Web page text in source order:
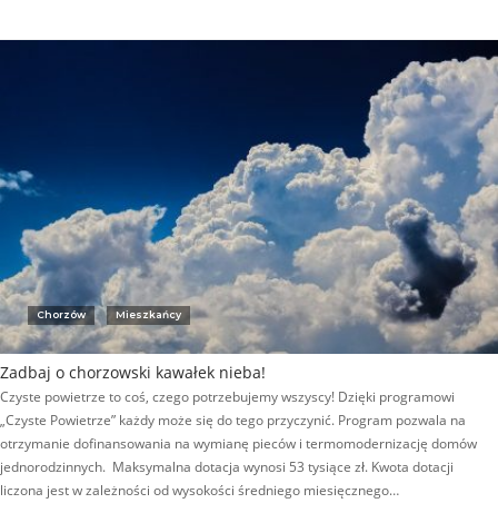
Chorzów Mieszkańcy
Zadbaj o chorzowski kawałek nieba!
Czyste powietrze to coś, czego potrzebujemy wszyscy! Dzięki programowi
„Czyste Powietrze” każdy może się do tego przyczynić. Program pozwala na
otrzymanie dofinansowania na wymianę pieców i termomodernizację domów
jednorodzinnych. Maksymalna dotacja wynosi 53 tysiące zł. Kwota dotacji
liczona jest w zależności od wysokości średniego miesięcznego…